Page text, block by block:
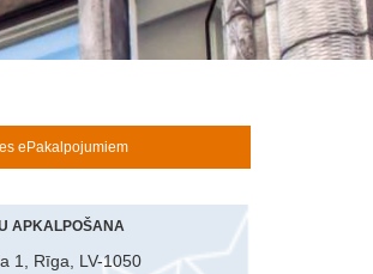
ePakalpojumiem
APKALPOŠANA
1, Rīga, LV-1050